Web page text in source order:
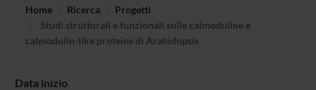
Home Ricerca
Progetti
Studi strutturali e funzionali sulle calmoduline e
calmodulin-like proteins di Arabidopsis
Data inizio